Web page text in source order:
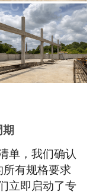
单，我们确认
有规格要求
立即启动了专